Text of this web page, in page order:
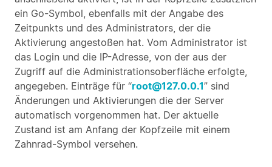
ein Go-Symbol, ebenfalls mit der Angabe des
Zeitpunkts und des Administrators, der die
Aktivierung angestoßen hat. Vom Administrator ist
das Login und die IP-Adresse, von der aus der
Zugriff auf die Administrationsoberfläche erfolgte,
angegeben. Einträge für “root@127.0.0.1” sind
Änderungen und Aktivierungen die der Server
automatisch vorgenommen hat. Der aktuelle
Zustand ist am Anfang der Kopfzeile mit einem
Zahnrad-Symbol versehen.